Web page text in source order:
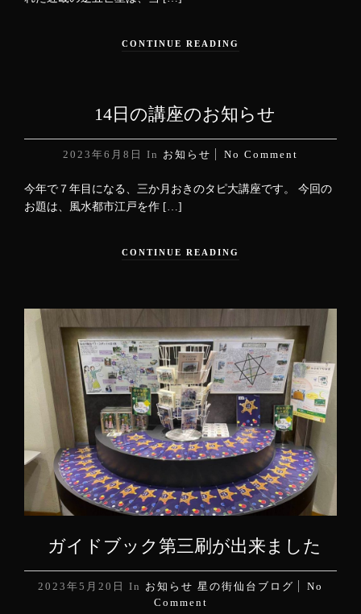
CONTINUE READING
14日の講座のお知らせ
2023年6月8日 In お知らせ No Comment
今年で７年目になる、三か月おきのタピ大講座です。 今回の
お題は、風水都市江戸を作 […]
CONTINUE READING
ガイドブック第三刷が出来ました
2023年5月20日 In お知らせ 星の街仙台ブログ
No
Comment